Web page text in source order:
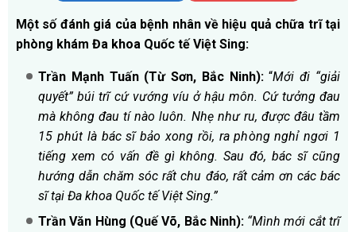
Một số đánh giá của bệnh nhân về hiệu quả chữa trĩ tại
phòng khám Đa khoa Quốc tế Việt Sing:
Trần Mạnh Tuấn (Từ Sơn, Bắc Ninh):“Mới đi “giải
quyết” búi trĩ cứ vướng víu ở hậu môn. Cứ tưởng đau
mà không đau tí nào luôn. Nhẹ như ru, được đâu tầm
15 phút là bác sĩ bảo xong rồi, ra phòng nghỉ ngơi 1
tiếng xem có vấn đề gì không. Sau đó, bác sĩ cũng
hướng dẫn chăm sóc rất chu đáo, rất cảm ơn các bác
sĩ tại Đa khoa Quốc tế Việt Sing.”
Trần Văn Hùng (Quế Võ, Bắc Ninh): “Mình mới cắt trĩ